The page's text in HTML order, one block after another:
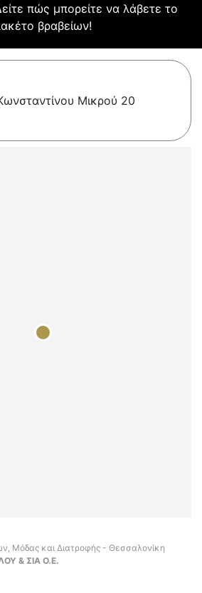
πώς μπορείτε να λάβετε το
βραβείων!
Μικρού 20
Μόδας και Διατροφής - Θεσσαλονίκη
& ΣΙΑ Ο.Ε.